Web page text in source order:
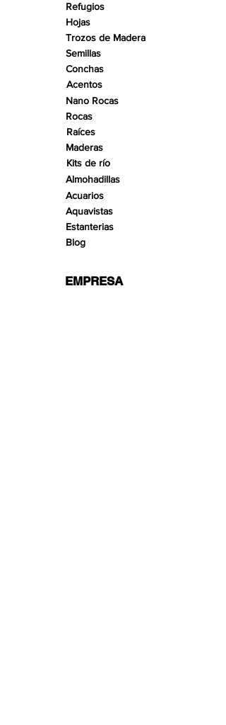
Refugios
Hojas
Trozos de Madera
Semillas
Conchas
Acentos
Nano Rocas
Rocas
Raíces
Maderas
Kits de río
Almohadillas
Acuarios
Aquavistas
Estanterias
Blog
EMPRESA